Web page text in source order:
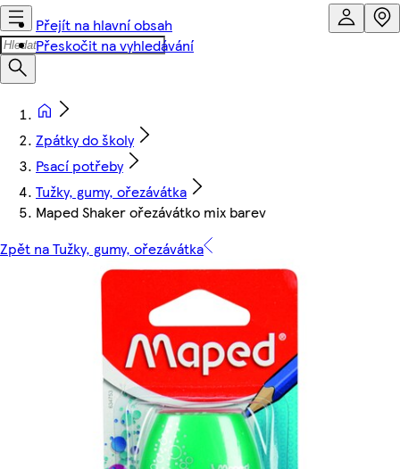
Přejít na hlavní obsah
Přeskočit na vyhledávání
Zpátky do školy
Psací potřeby
Tužky, gumy, ořezávátka
Maped Shaker ořezávátko mix barev
Zpět na Tužky, gumy, ořezávátka